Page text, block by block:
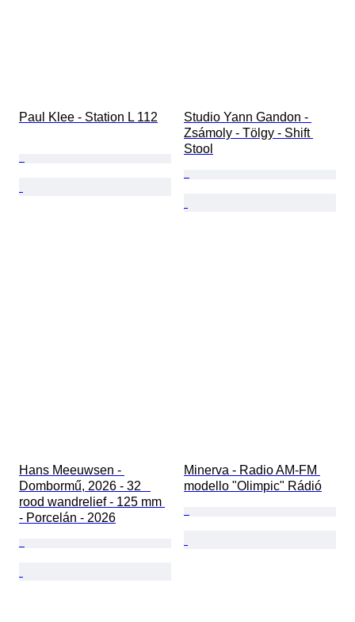
Paul Klee - Station L 112
Studio Yann Gandon -
Zsámoly - Tölgy - Shift
Stool
Hans Meeuwsen -
Dombormű, 2026 - 32
rood wandrelief - 125 mm
- Porcelán - 2026
Minerva - Radio AM-FM
modello "Olimpic" Rádió